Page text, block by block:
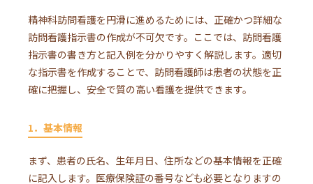
精神科訪問看護を円滑に進めるためには、正確かつ詳細な
訪問看護指示書の作成が不可欠です。ここでは、訪問看護
指示書の書き方と記入例を分かりやすく解説します。適切
な指示書を作成することで、訪問看護師は患者の状態を正
確に把握し、安全で質の高い看護を提供できます。
1．基本情報
まず、患者の氏名、生年月日、住所などの基本情報を正確
に記入します。医療保険証の番号なども必要となりますの